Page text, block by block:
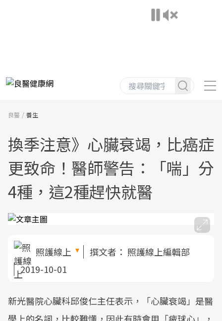
良醫 養生
換季注意》心臟衰竭，比癌症
更致命！醫師警告：「喘」分
4種，這2種趕快就醫
照護線上 撰文者： 照護線上編輯部
2019-10-01
新光醫院心臟科邱俊仁主任表示，「心臟衰竭」是醫